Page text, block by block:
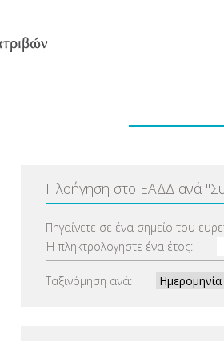
Πλοήγηση στο ΕΑΔΔ ανά "
Πηγαίνετε σε ένα σημείο του
Ή πληκτρολογήστε ένα έτος:
Ταξινόμηση ανά: